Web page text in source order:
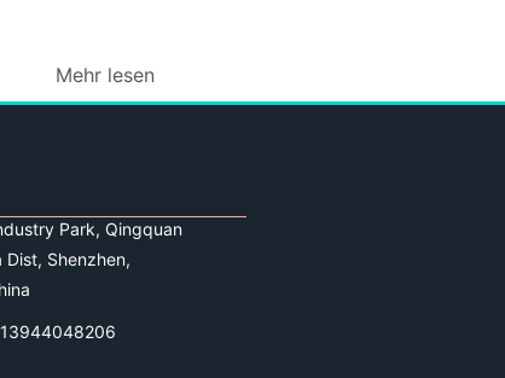
Mehr lesen
Park, Qingquan
Dist, Shenzhen,